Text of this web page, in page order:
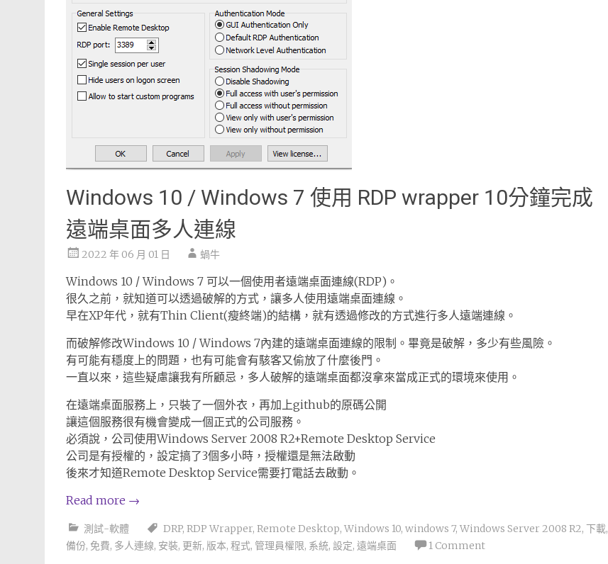
Windows 10 / Windows 7 使用 RDP wrapper 10分鐘完成
遠端桌面多人連線
2022 年 06 月 01 日 蝸牛
Windows 10 / Windows 7 可以一個使用者遠端桌面連線(RDP)。
很久之前，就知道可以透過破解的方式，讓多人使用遠端桌面連線。
早在XP年代，就有Thin Client(瘦終端)的結構，就有透過修改的方式進行多人遠端連線。
而破解修改Windows 10 / Windows 7內建的遠端桌面連線的限制。畢竟是破解，多少有些風險。
有可能有穩度上的問題，也有可能會有駭客又偷放了什麼後門。
一直以來，這些疑慮讓我有所顧忌，多人破解的遠端桌面都沒拿來當成正式的環境來使用。
在遠端桌面服務上，只裝了一個外衣，再加上github的原碼公開
讓這個服務很有機會變成一個正式的公司服務。
必須說，公司使用Windows Server 2008 R2+Remote Desktop Service
公司是有授權的，設定搞了3個多小時，授權還是無法啟動
後來才知道Remote Desktop Service需要打電話去啟動。
Read more →
測試-軟體 DRP, RDP Wrapper, Remote Desktop, Windows 10, windows 7, Windows Server 2008 R2, 下載,
備份, 免費, 多人連線, 安裝, 更新, 版本, 程式, 管理員權限, 系統, 設定, 遠端桌面 1 Comment